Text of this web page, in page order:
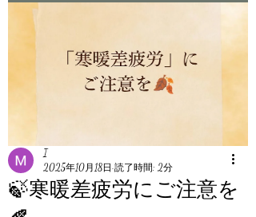
🍃寒暖差疲労にご注意を
I
2025年10月18日 読了時間: 2分